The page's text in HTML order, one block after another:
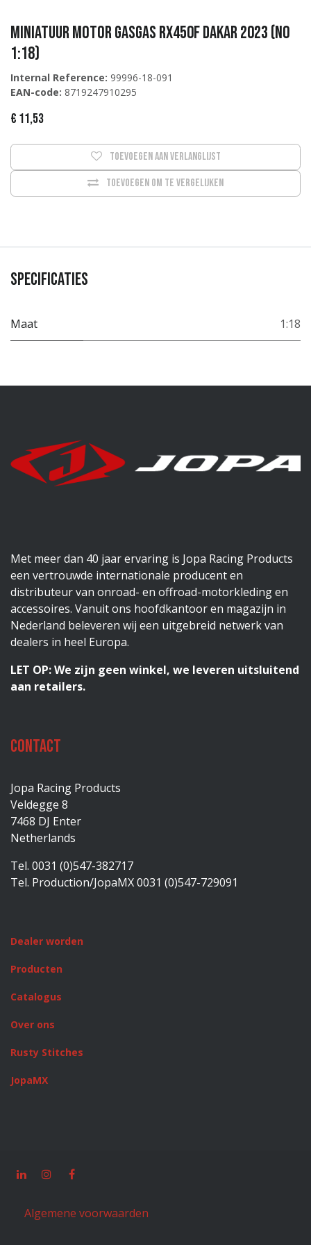
Miniatuur Motor GasGas RX450F Dakar 2023 (No
1:18)
Internal Reference: 99996-18-091
EAN-code: 8719247910295
€ 11,53
Toevoegen om te vergelijken
Toevoegen aan verlanglijst
Specificaties
Maat 1:18
Met meer dan 40 jaar ervaring is Jopa Racing Products
een vertrouwde internationale producent en
distributeur van onroad- en offroad-motorkleding en
accessoires. Vanuit ons hoofdkantoor en magazijn in
Nederland beleveren wij een uitgebreid netwerk van
dealers in heel Europa.
LET OP: We zijn geen winkel, we leveren uitsluitend
aan retailers.
Contact
Jopa Racing Products
Veldegge 8
7468 DJ Enter
Netherlands
Tel. 0031 (0)547-382717
Tel. Production/JopaMX 0031 (0)547-729091
Dealer worden
Producten
Catalogus
Over ons
Rusty Stitches
JopaMX
Algemene voorwaarden